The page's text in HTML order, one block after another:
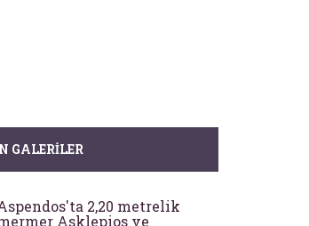
GALERILER
2,20 metrelik
Asklepios ve